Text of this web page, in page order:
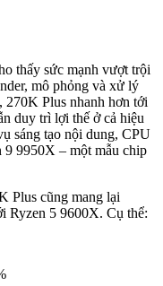
thấy sức mạnh vượt trội
mô phỏng và xử lý
270K Plus nhanh hơn tới
duy trì lợi thế ở cả hiệu
sáng tạo nội dung, CPU
9 9950X – một mẫu chip
Plus cũng mang lại
Ryzen 5 9600X. Cụ thể: